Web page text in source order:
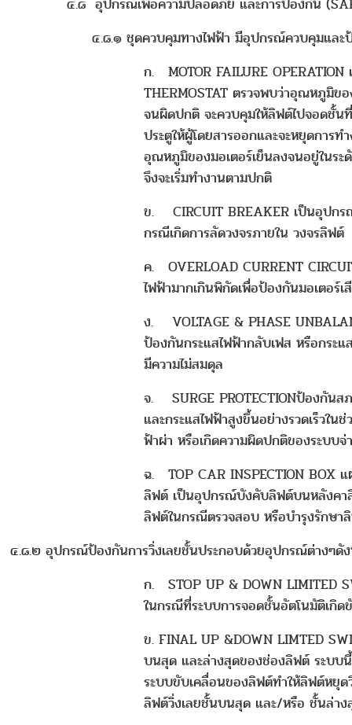
๔.๘.๑ ชุดควบคุมทางไฟฟ้า มีอุปกรณ์ควบคุมและ
ก. MOTOR FAILURE OPERATION
THERMOSTAT ตรวจพบว่าอุณหภูมิข
จนผิดปกติ จะควบคุมให้ลิฟต์ไปจอดชั้น
ประตูให้ผู้โดยสารออกและจะหยุดการท
อุณหภูมิของมอเตอร์เย็นลงจนอยู่ในร
จึงจะเริ่มทำงานตามปกติ
ข. CIRCUIT BREAKER เป็นอุปกร
กรณีเกิดการลัดวงจรภายใน วงจรลิฟต์
ค. OVERLOAD CURRENT
ไฟฟ้ามากเกินพิกัดเพื่อป้องกันมอเตอร์เ
ง. VOLTAGE & PHASE
ป้องกันกระแสไฟฟ้ากลับเฟส หรือกระแ
มีความไม่สมดุล
จ. SURGE PROTECTIONป้องกันส
และกระแสไฟฟ้าสูงขึ้นอย่างรวดเร็วใน
ฟ้าผ่า หรือเกิดความผิดปกติของระบบจ่
ฉ. TOP CAR INSPECTION BOX
ลิฟต์ เป็นอุปกรณ์บังคับลิฟต์บนหลังคา
ลิฟต์ในกรณีตรวจสอบ หรือบำรุงรักษา
๔.๘.๒ อุปกรณ์ป้องกันการวิ่งเลยชั้นประกอบด้วยอุปกรณ์ต่างๆดั
ก. STOP UP & DOWN LIMITED
ในกรณีที่ระบบการจอดชั้นอัตโนมัติเกิ
ข. FINAL UP &DOWN LIMTED
บนสุด และล่างสุดของช่องลิฟต์ ระบบนี้
ระบบขับเคลื่อนของลิฟต์ทำให้ลิฟต์หยุ
ลิฟต์วิ่งเลยชั้นบนสุด และ/หรือ ชั้นล่าง